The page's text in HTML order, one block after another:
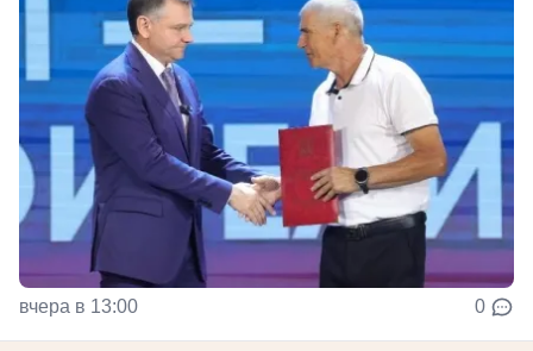
вчера в 13:00 0